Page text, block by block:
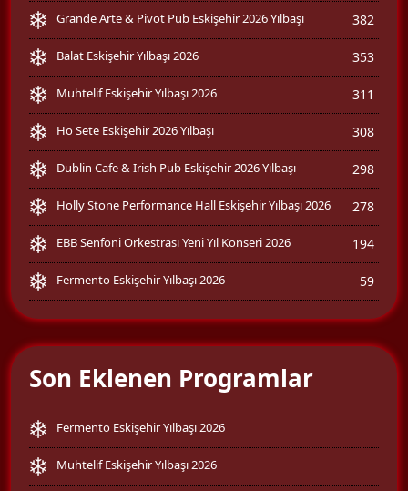
Grande Arte & Pivot Pub Eskişehir 2026 Yılbaşı 382
Balat Eskişehir Yılbaşı 2026 353
Muhtelif Eskişehir Yılbaşı 2026 311
Ho Sete Eskişehir 2026 Yılbaşı 308
Dublin Cafe & Irish Pub Eskişehir 2026 Yılbaşı 298
Holly Stone Performance Hall Eskişehir Yılbaşı 2026 278
EBB Senfoni Orkestrası Yeni Yıl Konseri 2026 194
Fermento Eskişehir Yılbaşı 2026 59
Son Eklenen Programlar
Fermento Eskişehir Yılbaşı 2026
Muhtelif Eskişehir Yılbaşı 2026